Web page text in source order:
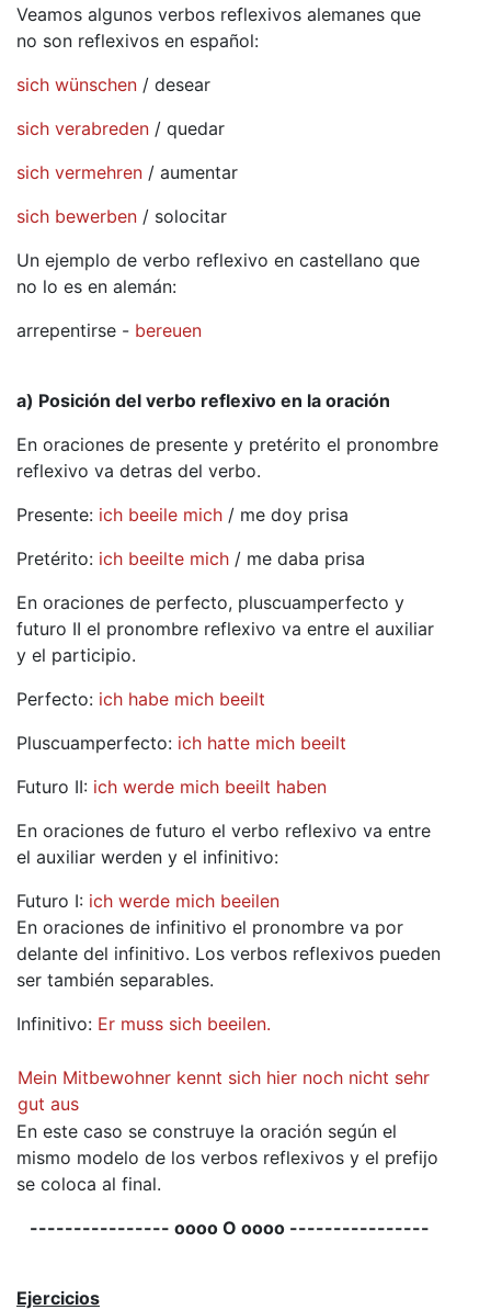
Veamos algunos verbos reflexivos alemanes que
no son reflexivos en español:
sich wünschen / desear
sich verabreden / quedar
sich vermehren / aumentar
sich bewerben / solocitar
Un ejemplo de verbo reflexivo en castellano que
no lo es en alemán:
arrepentirse - bereuen
a) Posición del verbo reflexivo en la oración
En oraciones de presente y pretérito el pronombre
reflexivo va detras del verbo.
Presente: ich beeile mich / me doy prisa
Pretérito: ich beeilte mich / me daba prisa
En oraciones de perfecto, pluscuamperfecto y
futuro II el pronombre reflexivo va entre el auxiliar
y el participio.
Perfecto: ich habe mich beeilt
Pluscuamperfecto: ich hatte mich beeilt
Futuro II: ich werde mich beeilt haben
En oraciones de futuro el verbo reflexivo va entre
el auxiliar werden y el infinitivo:
Futuro I: ich werde mich beeilen
En oraciones de infinitivo el pronombre va por
delante del infinitivo. Los verbos reflexivos pueden
ser también separables.
Infinitivo: Er muss sich beeilen.
Mein Mitbewohner kennt sich hier noch nicht sehr
gut aus
En este caso se construye la oración según el
mismo modelo de los verbos reflexivos y el prefijo
se coloca al final.
---------------- oooo O oooo ----------------
Ejercicios